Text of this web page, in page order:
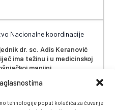
tehnologije poput kolačića za čuvanje
Nacionalne koordinacije
dr. sc. Adis Keranović
ima težinu i u medicinskoj
manjini